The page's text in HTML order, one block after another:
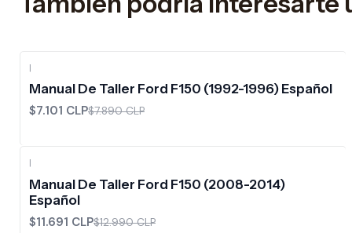
|
Manual De Taller Ford F150 (1992-1996) Español
$7.101 CLP$7.890 CLP
|
Manual De Taller Ford F150 (2008-2014)
Español
$11.691 CLP$12.990 CLP